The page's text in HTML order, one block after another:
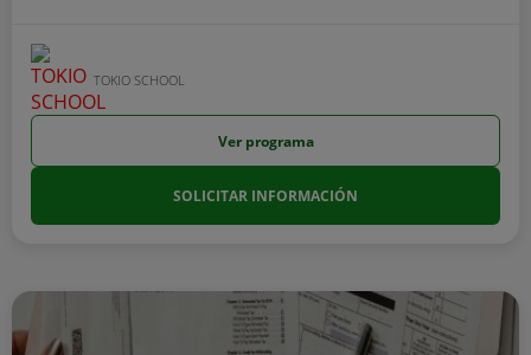
TOKIO SCHOOL
Ver programa
SOLICITAR INFORMACIÓN